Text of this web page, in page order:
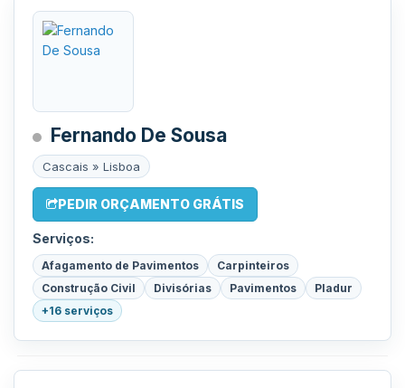
Fernando De Sousa
Cascais » Lisboa
PEDIR ORÇAMENTO GRÁTIS
Serviços:
Afagamento de Pavimentos
Carpinteiros
Construção Civil
Divisórias Pavimentos
Pladur
+16 serviços